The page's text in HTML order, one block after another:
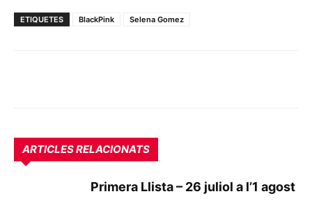
ETIQUETES BlackPink Selena Gomez
ARTICLES RELACIONATS
Primera Llista – 26 juliol a l’1 agost